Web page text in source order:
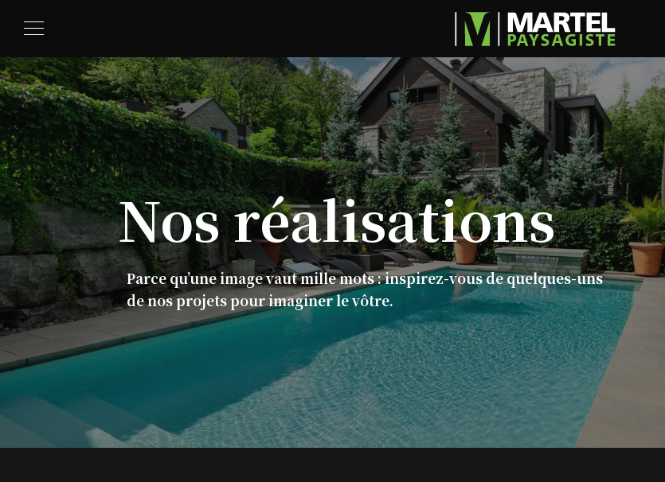
Nosréalisations
Parce qu’une image vaut mille mots : inspirez-vous de quelques-uns
de nos projets pour imaginer le vôtre.